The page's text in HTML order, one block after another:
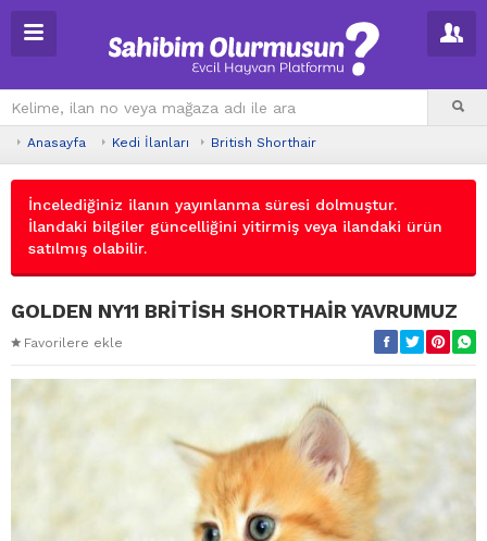
Anasayfa Kedi İlanları British Shorthair
İncelediğiniz ilanın yayınlanma süresi dolmuştur.
İlandaki bilgiler güncelliğini yitirmiş veya ilandaki ürün
satılmış olabilir.
GOLDEN NY11 BRİTİSH SHORTHAİR YAVRUMUZ
Favorilere ekle